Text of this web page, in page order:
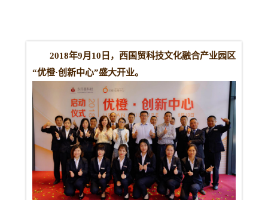
2018年9月10日，西国贸科技文化融合产业园区
“优橙·创新中心”盛大开业。